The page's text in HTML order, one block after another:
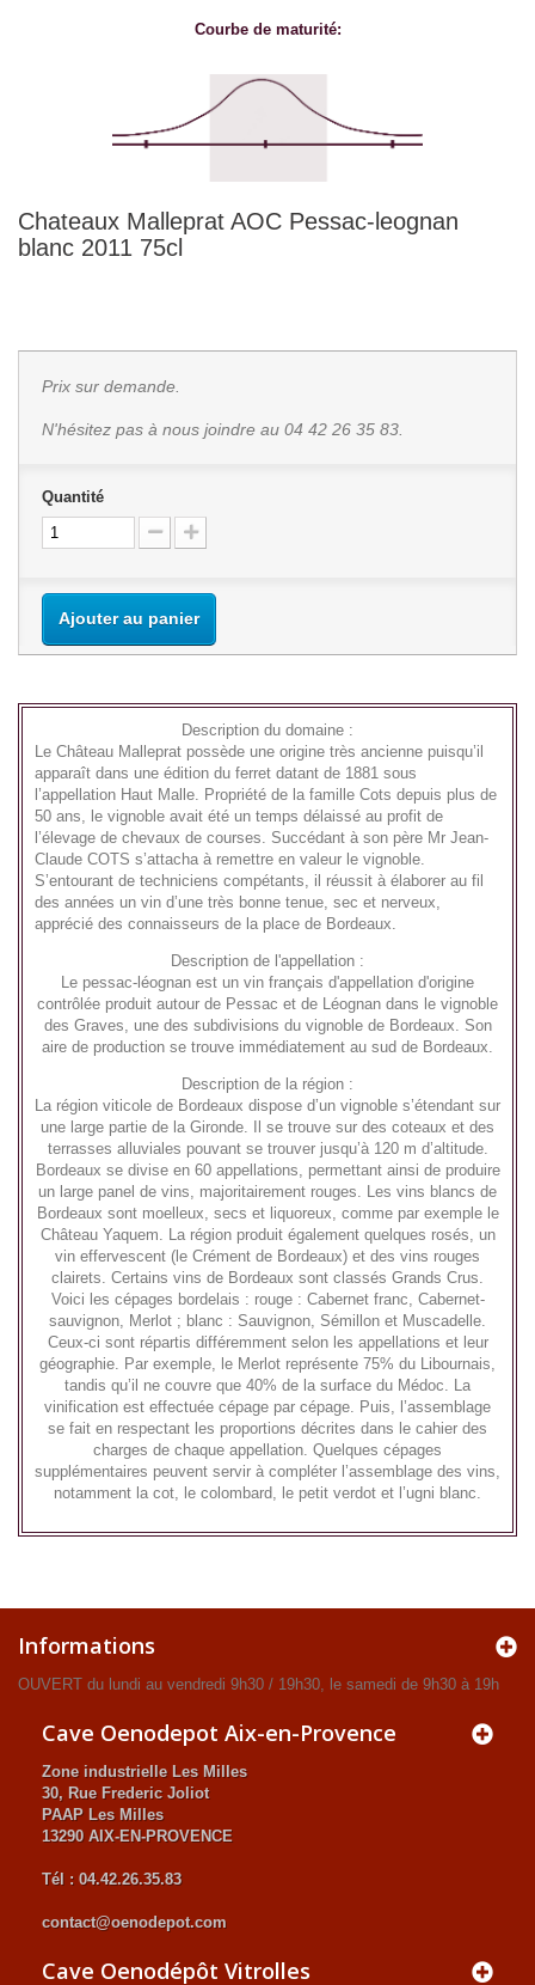
Courbe de maturité:
Chateaux Malleprat AOC Pessac-leognan
blanc 2011 75cl
Prix sur demande.
N'hésitez pas à nous joindre au 04 42 26 35 83.
Quantité
Ajouter au panier
Description du domaine :
Le Château Malleprat possède une origine très ancienne puisqu’il
apparaît dans une édition du ferret datant de 1881 sous
l’appellation Haut Malle. Propriété de la famille Cots depuis plus de
50 ans, le vignoble avait été un temps délaissé au profit de
l’élevage de chevaux de courses. Succédant à son père Mr Jean-
Claude COTS s’attacha à remettre en valeur le vignoble.
S’entourant de techniciens compétants, il réussit à élaborer au fil
des années un vin d’une très bonne tenue, sec et nerveux,
apprécié des connaisseurs de la place de Bordeaux.
Description de l'appellation :
Le pessac-léognan est un vin français d'appellation d'origine
contrôlée produit autour de Pessac et de Léognan dans le vignoble
des Graves , une des subdivisions du vignoble de Bordeaux . Son
aire de production se trouve immédiatement au sud de Bordeaux
Description de la région :
La région viticole de Bordeaux dispose d’un vignoble s’étendant sur
une large partie de la Gironde. Il se trouve sur des coteaux et des
terrasses alluviales pouvant se trouver jusqu’à 120 m d’altitude.
Bordeaux se divise en 60 appellations, permettant ainsi de produire
un large panel de vins, majoritairement rouges. Les vins blancs de
Bordeaux sont moelleux, secs et liquoreux, comme par exemple le
Château Yaquem. La région produit également quelques rosés, un
vin effervescent (le Crément de Bordeaux) et des vins rouges
clairets. Certains vins de Bordeaux sont classés Grands Crus.
Voici les cépages bordelais : rouge : Cabernet franc, Cabernet-
sauvignon, Merlot ; blanc : Sauvignon, Sémillon et Muscadelle.
Ceux-ci sont répartis différemment selon les appellations et leur
géographie. Par exemple, le Merlot représente 75% du Libournais,
tandis qu’il ne couvre que 40% de la surface du Médoc. La
vinification est effectuée cépage par cépage. Puis, l’assemblage
se fait en respectant les proportions décrites dans le cahier des
charges de chaque appellation. Quelques cépages
supplémentaires peuvent servir à compléter l’assemblage des vins,
notamment la cot, le colombard, le petit verdot et l’ugni blanc.
Informations
OUVERT du lundi au vendredi 9h30 / 19h30, le samedi de 9h30 à 19h
Cave Oenodepot Aix-en-Provence
Zone industrielle Les Milles
30, Rue Frederic Joliot
PAAP Les Milles
13290 AIX-EN-PROVENCE
Tél : 04.42.26.35.83
contact@oenodepot.com
Cave Oenodépôt Vitrolles